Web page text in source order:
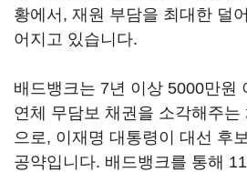
황에서, 재원 부담을 최대한 덜
어지고 있습니다.
배드뱅크는 7년 이상 5000만원
연체 무담보 채권을 소각해주는
으로, 이재명 대통령이 대선 후
공약입니다. 배드뱅크를 통해